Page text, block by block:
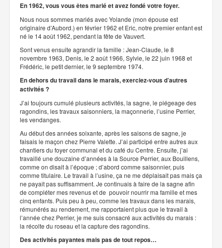
En 1962, vous vous êtes marié et avez fondé votre foyer.
Nous nous sommes mariés avec Yolande (mon épouse est
originaire d’Aubord.) en février 1962 et Eric, notre premier enfant est
né le 14 août 1962, pendant la fête de Vauvert.
Sont venus ensuite agrandir la famille : Jean-Claude, le 8
novembre 1963, Denis, le 2 août 1966, Sylvie, le 22 juin 1968 et
Frédéric, le petit dernier, le 9 septembre 1974.
En dehors du travail dans le marais, exerciez-vous d’autres
activités ?
J’ai toujours cumulé plusieurs activités, la sagne, le piégeage des
ragondins, les travaux saisonniers, la maçonnerie, l’usine Perrier,
les vendanges.
Au début des années soixante, après les saisons de sagne, je
faisais le maçon chez Pierre Valette. J’ai participé entre autres aux
chantiers du foyer communal et du café du Centre. Ensuite, j’ai
travaillé une douzaine d’années à la Source Perrier, aux Bouillens,
comme on disait à l’époque ; d’abord comme saisonnier, puis
comme titulaire. Le travail à l’usine, ça ne me déplaisait pas mais ça
ne payait pas suffisamment. Je continuais à faire de la sagne afin
de compléter mes revenus et de pouvoir nourrir ma famille et mes
cinq enfants. Puis peu à peu, comme les travaux dans les marais,
rémunérés au rendement, me rapportaient plus que le travail à
l’année chez Perrier, je me suis consacré aux activités du marais :
la récolte du roseau et la capture des ragondins.
Des activités payantes mais pas de tout repos…